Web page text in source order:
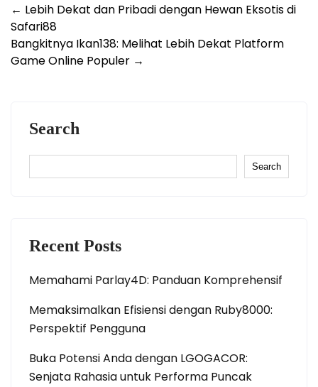
Post
navigation
← Lebih Dekat dan Pribadi dengan Hewan Eksotis di
Safari88
Bangkitnya Ikan138: Melihat Lebih Dekat Platform
Game Online Populer →
Search
Search
Recent Posts
Memahami Parlay4D: Panduan Komprehensif
Memaksimalkan Efisiensi dengan Ruby8000:
Perspektif Pengguna
Buka Potensi Anda dengan LGOGACOR:
Senjata Rahasia untuk Performa Puncak